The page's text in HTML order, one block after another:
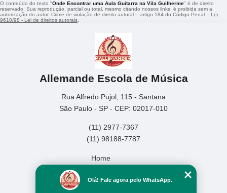
O conteúdo do texto "Onde Encontrar uma Aula Guitarra na Vila Guilherme" é de direito
reservado. Sua reprodução, parcial ou total, mesmo citando nossos links, é proibida sem a
autorização do autor. Crime de violação de direito autoral – artigo 184 do Código Penal – Lei
9610/98 - Lei de direitos autorais
Allemande Escola de Música
Rua Alfredo Pujol, 115 - Santana
São Paulo - SP - CEP: 02017-010
(11) 2977-7367
(11) 98188-7787
Home
Missão
Olá! Fale agora pelo WhatsApp.